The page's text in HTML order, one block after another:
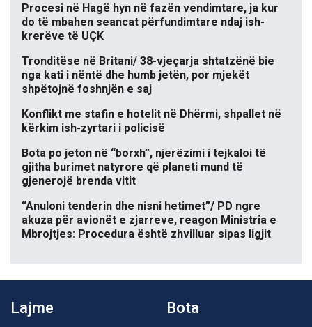
Procesi në Hagë hyn në fazën vendimtare, ja kur
do të mbahen seancat përfundimtare ndaj ish-
krerëve të UÇK
Tronditëse në Britani/ 38-vjeçarja shtatzënë bie
nga kati i nëntë dhe humb jetën, por mjekët
shpëtojnë foshnjën e saj
Konflikt me stafin e hotelit në Dhërmi, shpallet në
kërkim ish-zyrtari i policisë
Bota po jeton në “borxh”, njerëzimi i tejkaloi të
gjitha burimet natyrore që planeti mund të
gjenerojë brenda vitit
“Anuloni tenderin dhe nisni hetimet”/ PD ngre
akuza për avionët e zjarreve, reagon Ministria e
Mbrojtjes: Procedura është zhvilluar sipas ligjit
Lajme Bota